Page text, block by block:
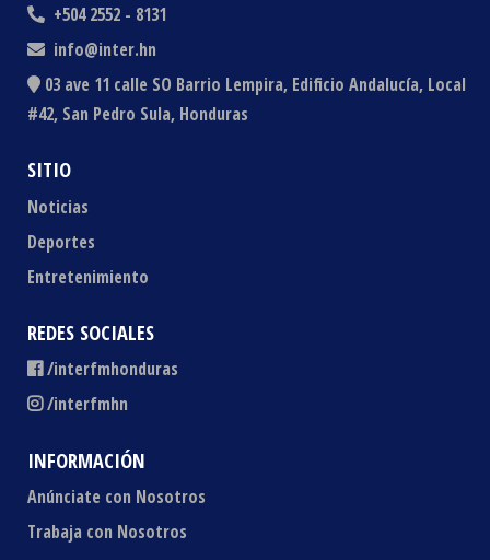
+504 2552 - 8131
info@inter.hn
03 ave 11 calle SO Barrio Lempira, Edificio Andalucía, Local
#42, San Pedro Sula, Honduras
SITIO
Noticias
Deportes
Entretenimiento
REDES SOCIALES
/interfmhonduras
/interfmhn
INFORMACIÓN
Anúnciate con Nosotros
Trabaja con Nosotros